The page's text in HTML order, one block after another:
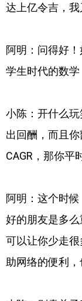
达上亿令吉，我
阿明：问得好！
学生时代的数学
小陈：开什么
出回酬，而且
CAGR，那你平
阿明：这个时
好的朋友是多
可以让你少走
助网络的便利，